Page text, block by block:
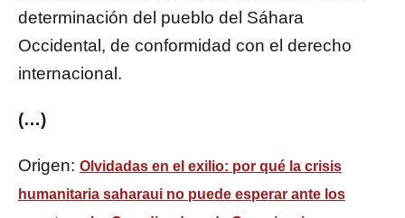
determinación del pueblo del Sáhara
Occidental, de conformidad con el derecho
internacional.
(…)
Origen: Olvidadas en el exilio: por qué la crisis
humanitaria saharaui no puede esperar ante los